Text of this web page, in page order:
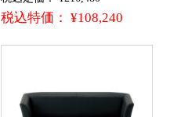
税込特価： ¥108,240